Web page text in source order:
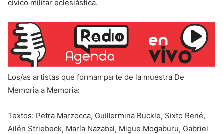
cívico militar eclesiástica.
Los/as artistas que forman parte de la muestra De
Memoria a Memoria:
Textos: Petra Marzocca, Guillermina Buckle, Sixto René,
Ailén Striebeck, María Nazabal, Migue Mogaburu, Gabriel